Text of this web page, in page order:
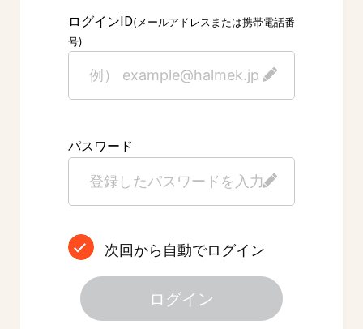
ログインID(メールアドレスまたは携帯電話番
号)
パスワード
次回から自動でログイン
ログイン